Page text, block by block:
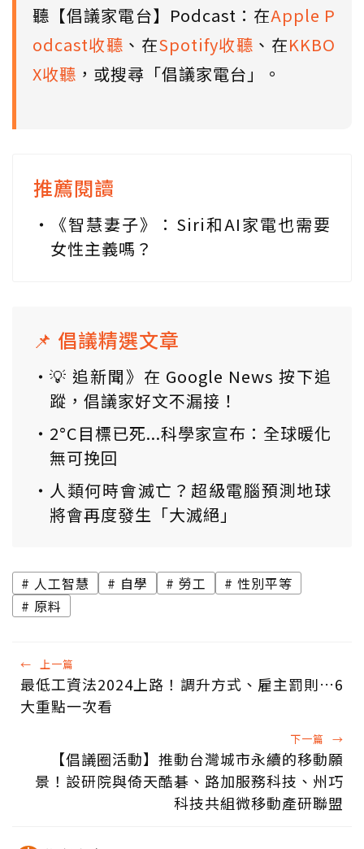
聽【倡議家電台】Podcast：在Apple P
odcast收聽 、在Spotify收聽 、在KKBO
X收聽 ，或搜尋「倡議家電台」。
推薦閱讀
《智慧妻子》：Siri和AI家電也需要
女性主義嗎？
📌 倡議精選文章
💡 追新聞》在 Google News 按下追
蹤，倡議家好文不漏接！
2°C目標已死...科學家宣布：全球暖化
無可挽回
人類何時會滅亡？超級電腦預測地球
將會再度發生「大滅絕」
人工智慧 自學 勞工
性別平等
原料
← 上一篇
最低工資法2024上路！調升方式、雇主罰則…6
大重點一次看
下一篇 →
【倡議圈活動】推動台灣城市永續的移動願
景！設研院與倚天酷碁、路加服務科技、州巧
科技共組微移動產研聯盟